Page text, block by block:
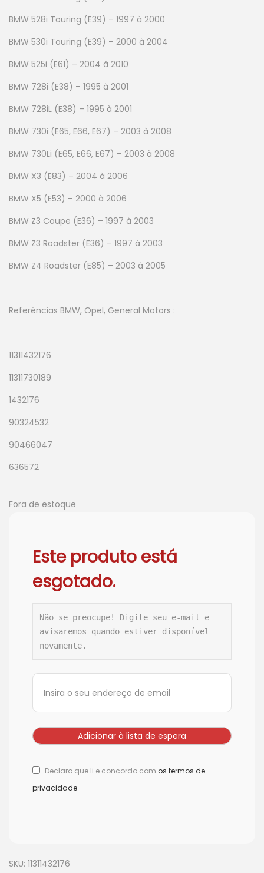
BMW 528i Touring (E39) – 1997 à 2000
BMW 530i Touring (E39) – 2000 à 2004
BMW 525i (E61) – 2004 à 2010
BMW 728i (E38) – 1995 à 2001
BMW 728iL (E38) – 1995 à 2001
BMW 730i (E65, E66, E67) – 2003 à 2008
BMW 730Li (E65, E66, E67) – 2003 à 2008
BMW X3 (E83) – 2004 à 2006
BMW X5 (E53) – 2000 à 2006
BMW Z3 Coupe (E36) – 1997 à 2003
BMW Z3 Roadster (E36) – 1997 à 2003
BMW Z4 Roadster (E85) – 2003 à 2005
Referências BMW, Opel, General Motors :
11311432176
11311730189
1432176
90324532
90466047
636572
Fora de estoque
Este produto está
esgotado.
Não se preocupe! Digite seu e-mail e
avisaremos quando estiver disponível
novamente.
Declaro que li e concordo com os termos de
privacidade
SKU: 11311432176